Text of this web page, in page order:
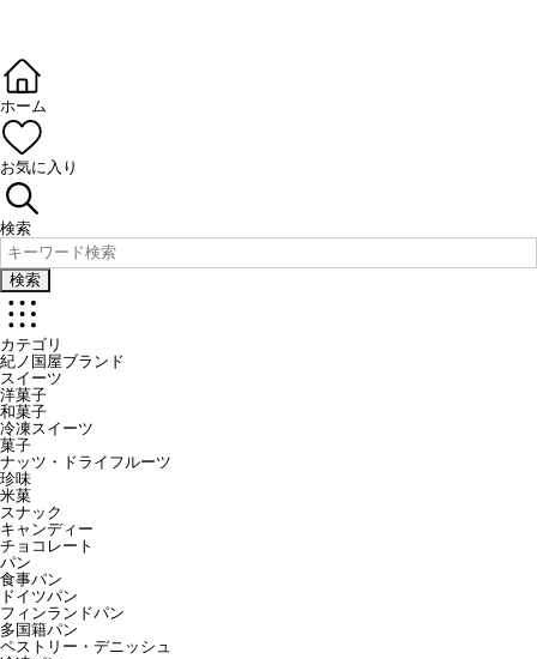
ホーム
お気に入り
検索
検索
カテゴリ
紀ノ国屋ブランド
スイーツ
洋菓子
和菓子
冷凍スイーツ
菓子
ナッツ・ドライフルーツ
珍味
米菓
スナック
キャンディー
チョコレート
パン
食事パン
ドイツパン
フィンランドパン
多国籍パン
ペストリー・デニッシュ